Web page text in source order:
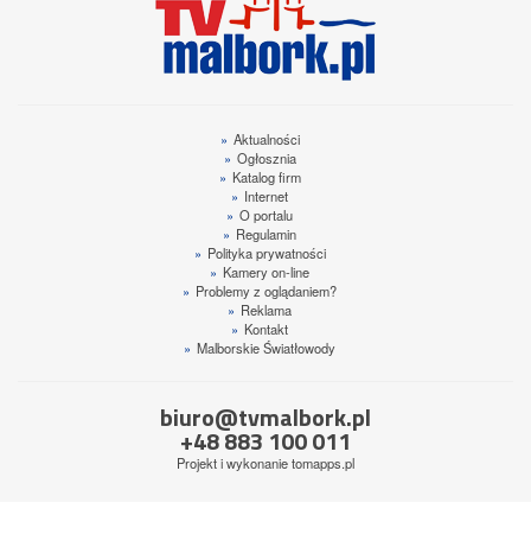
» Aktualności
» Ogłosznia
» Katalog firm
» Internet
» O portalu
» Regulamin
» Polityka prywatności
» Kamery on-line
» Problemy z oglądaniem?
» Reklama
» Kontakt
» Malborskie Światłowody
biuro@tvmalbork.pl
+48 883 100 011
Projekt i wykonanietomapps.pl